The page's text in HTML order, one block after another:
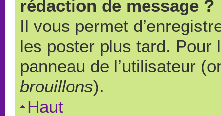
rédaction de message ?
Il vous permet
les poster plus tard. Pour
panneau de l’utilisateur
brouillons).
Haut